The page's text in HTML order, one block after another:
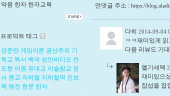
약용 한자 한자교육
프로덕트 태그
강준만 게임이론 공산주의 기
독교 독서 백석 성인비디오 안
도현 어원 유대교 이슬람교 장
서 종교 지하철 지하철역 진보
책 평전 한문 한자
먼댓글 주소 : https://
다히 2014-09-04
ㅋㅋ재미있게
다음 리뷰도 기
멜기세덱
재미있으
잡섭을 잡